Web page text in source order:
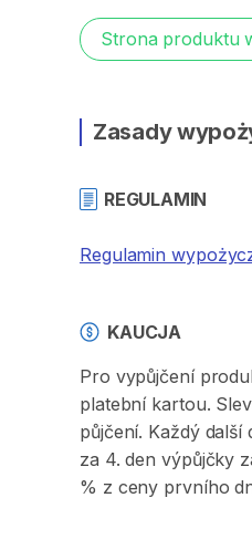
Strona produktu
Zasady
REGULAMIN
Regulamin
KAUCJA
Pro vypůjčení
platební kartou.
půjčení. Každý
za 4. den výpůjčky
% z ceny prvního